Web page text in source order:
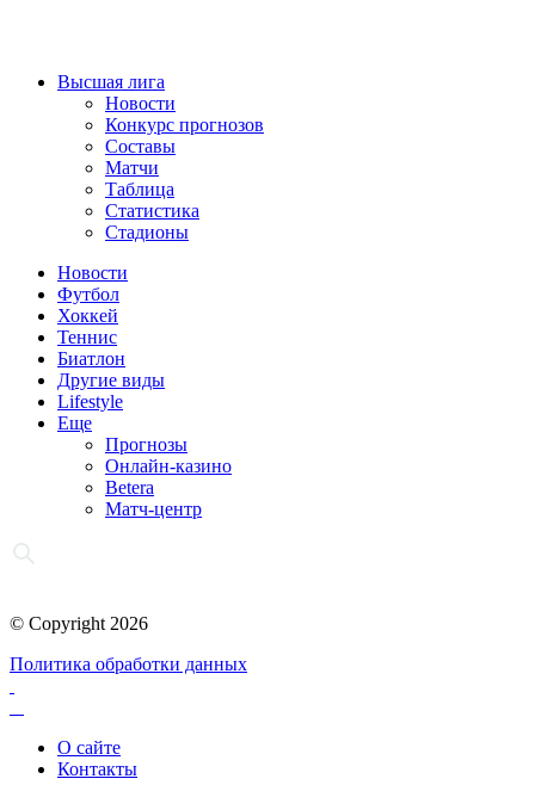
Высшая лига
Новости
Конкурс прогнозов
Составы
Матчи
Таблица
Статистика
Стадионы
Новости
Футбол
Хоккей
Теннис
Биатлон
Другие виды
Lifestyle
Еще
Прогнозы
Онлайн-казино
Betera
Матч-центр
© Copyright 2026
Политика обработки данных
О сайте
Контакты